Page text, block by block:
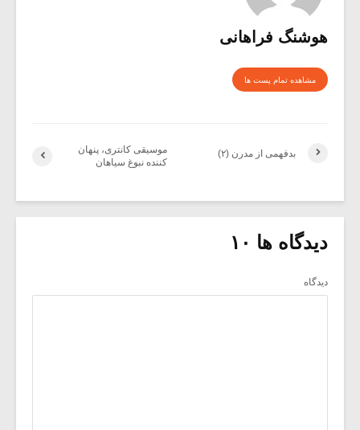
هوشنگ فراهانی
مشاهده تمام پست ها
موسیقی کانتری، پنهان
کننده نبوغ سیاهان
بدفهمى از مدرن (۲)
دیدگاه ها ۱۰
دیدگاه